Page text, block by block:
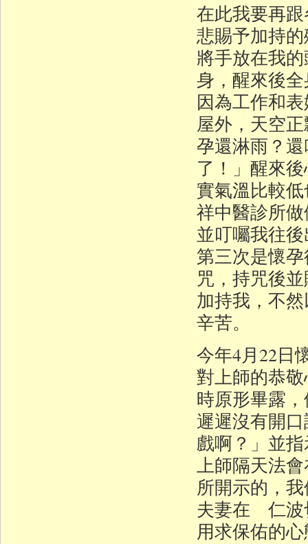
在此我要再
悲賜予加持
將手放在我
身，醒來後
因為工作和
屋外，天空
孕還淋雨？
了！」醒來
實氣溫比較
祥中醫診所
並叮囑我往
第三次是懷
咒，持咒後
加持我，不
辛苦。
今年4月22日
對上師的恭
時原形畢露
遲遲沒有開
戲啊？」並
上師隔天法
所開示的，
夫妻在 仁波
用求保佑的